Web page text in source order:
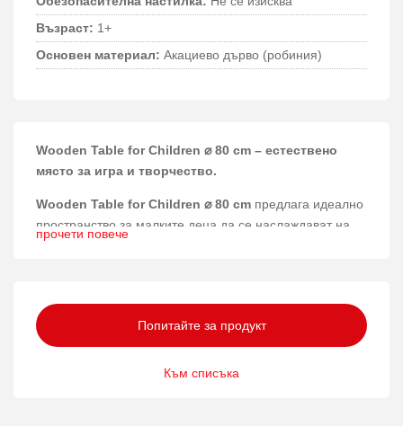
Възраст: 1+
Основен материал: Акациево дърво (робиния)
Wooden Table for Children ⌀ 80 cm – естествено
място за игра и творчество.
Wooden Table for Children ⌀ 80 cm предлага идеално
пространство за малките деца да се наслаждават на
игра и забавления на открито или в детската градина.
Материали и конструкция
масата гарантира здравина и дълготрайност при
прочети повече
Попитайте за продукт
Към списъка